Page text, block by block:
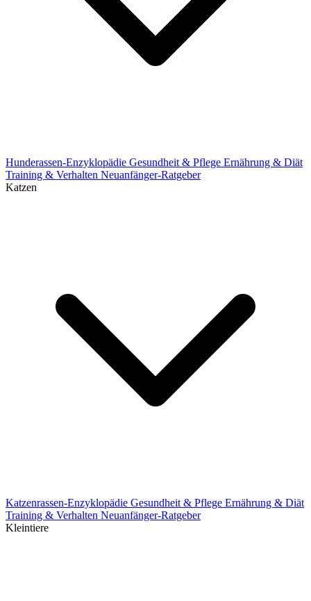
Hunderassen-Enzyklopädie Gesundheit & Pflege Ernährung & Diät
Training & Verhalten Neuanfänger-Ratgeber
Katzen
Katzenrassen-Enzyklopädie Gesundheit & Pflege Ernährung & Diät
Training & Verhalten Neuanfänger-Ratgeber
Kleintiere